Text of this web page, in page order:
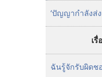
‘ปัญญา​กำลัง​ส่
เ
ฉันรู้จักรับผิดช